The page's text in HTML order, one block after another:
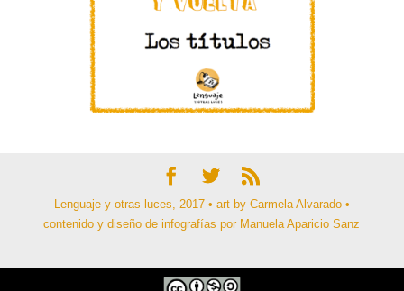
Lenguaje y otras luces, 2017 • art by Carmela Alvarado •
contenido y diseño de infografías por Manuela Aparicio Sanz